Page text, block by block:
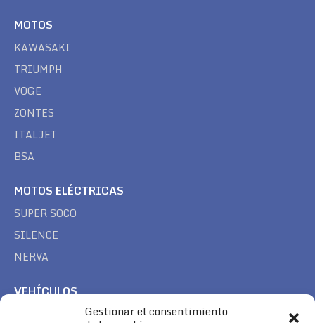
Gestionar el consentimiento
MOTOS
KAWASAKI
TRIUMPH
VOGE
ZONTES
ITALJET
BSA
MOTOS ELÉCTRICAS
SUPER SOCO
SILENCE
NERVA
VEHÍCULOS